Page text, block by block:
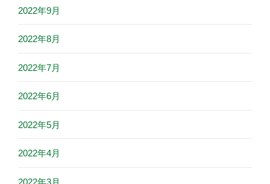
2022年9月
2022年8月
2022年7月
2022年6月
2022年5月
2022年4月
2022年3月